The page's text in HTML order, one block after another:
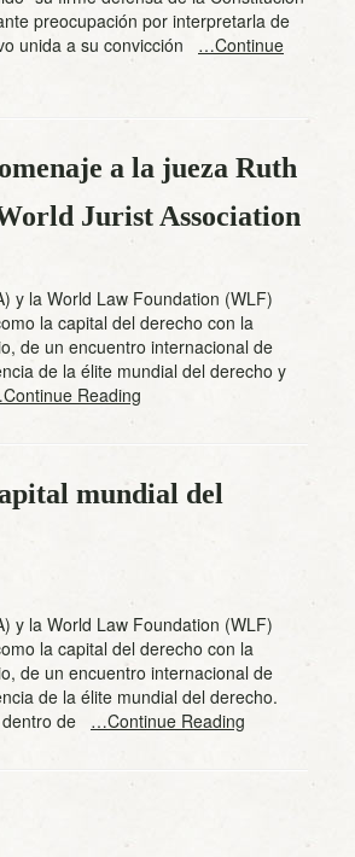
preocupación por interpretarla de
unida a su convicción …Continue
a la jueza Ruth
Jurist Association
y la World Law Foundation (WLF)
la capital del derecho con la
de un encuentro internacional de
de la élite mundial del derecho y
Reading
mundial del
y la World Law Foundation (WLF)
la capital del derecho con la
de un encuentro internacional de
de la élite mundial del derecho.
de …Continue Reading